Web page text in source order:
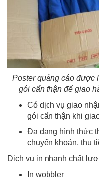
Poster quảng cáo được
gói cẩn thận để giao
Có dịch vụ giao
gói cẩn thận khi
Đa dạng hình thức
chuyển khoản, thu
Dịch vụ in nhanh chất
In wobbler